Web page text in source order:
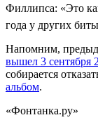
Филлипса: «Это
года у других
Напомним,
вышел 3 сентября
собирается
альбом.
«Фонтанка.ру»